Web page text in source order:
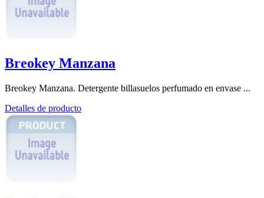
Breokey Manzana
Breokey Manzana. Detergente billasuelos perfumado en envase ...
Detalles de producto